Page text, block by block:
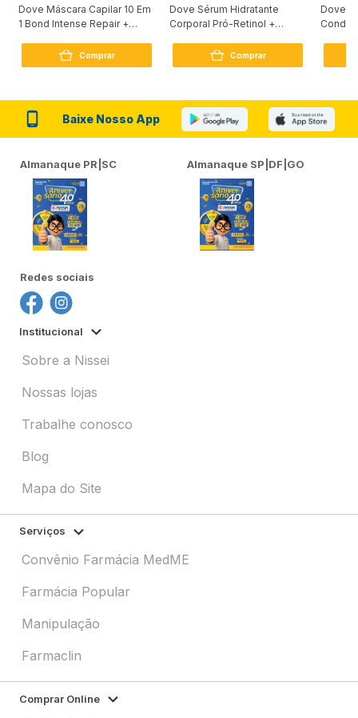
Dove Máscara Capilar 10 Em
1 Bond Intense Repair +
Comprar
Dove Sérum Hidratante
Corporal Pró-Retinol +
Comprar
Dove
Baixe Nosso App
Almanaque PR|SC Almanaque SP|DF|GO
Redes sociais
Institucional
Sobre a Nissei
Nossas lojas
Trabalhe conosco
Blog
Mapa do Site
Serviços
Convênio Farmácia MedME
Farmácia Popular
Manipulação
Farmaclin
Comprar Online